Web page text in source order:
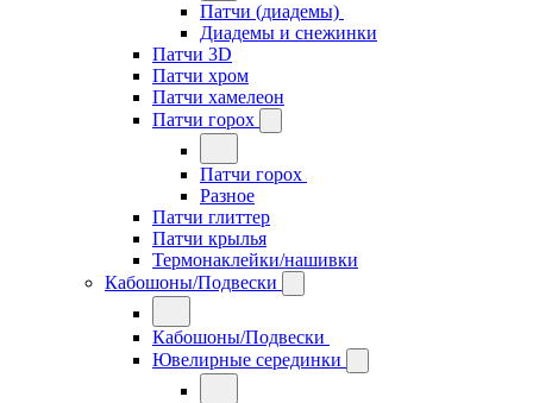
Патчи (диадемы)
Диадемы и снежинки
Патчи 3D
Патчи хром
Патчи хамелеон
Патчи горох
Патчи горох
Разное
Патчи глиттер
Патчи крылья
Термонаклейки/нашивки
Кабошоны/Подвески
Кабошоны/Подвески
Ювелирные серединки